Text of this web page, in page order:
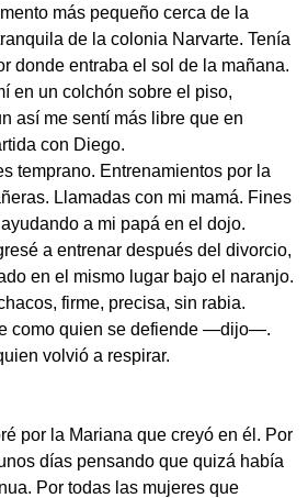
más pequeño cerca de la
de la colonia Narvarte. Tenía
donde entraba el sol de la mañana.
en un colchón sobre el piso,
así me sentí más libre que en
con Diego.
temprano. Entrenamientos por la
Llamadas con mi mamá. Fines
a mi papá en el dojo.
a entrenar después del divorcio,
en el mismo lugar bajo el naranjo.
firme, precisa, sin rabia.
como quien se defiende —dijo—.
volvió a respirar.
por la Mariana que creyó en él. Por
días pensando que quizá había
Por todas las mujeres que